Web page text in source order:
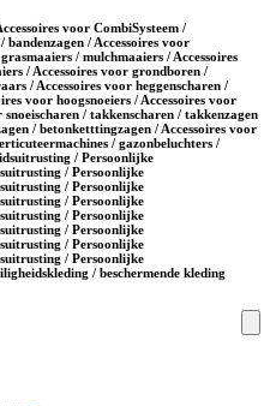
voor CombiSysteem /
/ Accessoires voor
/ mulchmaaiers / Accessoires
/ Accessoires voor grondboren /
/ Accessoires voor heggenscharen /
voor hoogsnoeiers / Accessoires voor
/ takkenscharen / takkenzagen
/ betonketttingzagen / Accessoires voor
/ gazonbeluchters /
/ Persoonlijke
/ Persoonlijke
/ Persoonlijke
/ Persoonlijke
/ Persoonlijke
/ Persoonlijke
/ Persoonlijke
/ Persoonlijke
/ beschermende kleding